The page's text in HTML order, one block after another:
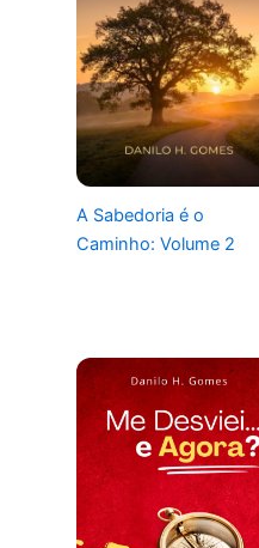
A Sabedoria é o
Caminho: Volume 2